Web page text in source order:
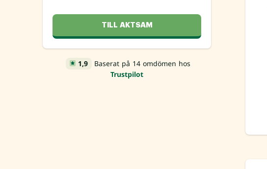
TILL AKTSAM
1,9
Baserat på 14 omdömen hos
Trustpilot